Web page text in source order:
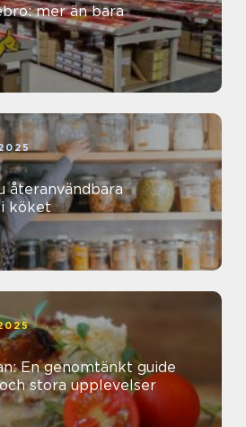
mer än bara
återanvändbara
köket
En genomtänkt guide
stora upplevelser